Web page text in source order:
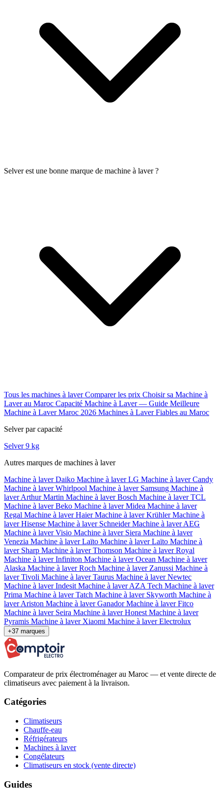
Selver est une bonne marque de machine à laver ?
Tous les machines à laverComparer les prix Choisir sa Machine à
Laver au Maroc Capacité Machine à Laver — Guide Meilleure
Machine à Laver Maroc 2026 Machines à Laver Fiables au Maroc
Selver par capacité
Selver 9 kg
Autres marques de machines à laver
Machine à laver Daiko Machine à laver LG Machine à laver Candy
Machine à laver Whirlpool Machine à laver Samsung Machine à
laver Arthur Martin Machine à laver Bosch Machine à laver TCL
Machine à laver Beko Machine à laver Midea Machine à laver
Regal Machine à laver HaierMachine à laver KrühlerMachine à
laver Hisense Machine à laver SchneiderMachine à laver AEG
Machine à laver Visio Machine à laver Siera Machine à laver
Venezia Machine à laver Laïto Machine à laver Laïto Machine à
laver Sharp Machine à laver Thomson Machine à laver Royal
Machine à laver Infiniton Machine à laver Ocean Machine à laver
Alaska Machine à laver Roch Machine à laver Zanussi Machine à
laver Tivoli Machine à laver Taurus Machine à laver Newtec
Machine à laver Indesit Machine à laver AZA Tech Machine à laver
Prima Machine à laver Tatch Machine à laver Skyworth Machine à
laver Ariston Machine à laver GanadorMachine à laver Fitco
Machine à laver Seira Machine à laver Honest Machine à laver
Pyramis Machine à laver Xiaomi Machine à laver Electrolux
+37 marques
Comparateur de prix électroménager au Maroc — et vente directe de
climatiseurs avec paiement à la livraison.
Catégories
Climatiseurs
Chauffe-eau
Réfrigérateurs
Machines à laver
Congélateurs
Climatiseurs en stock (vente directe)
Guides